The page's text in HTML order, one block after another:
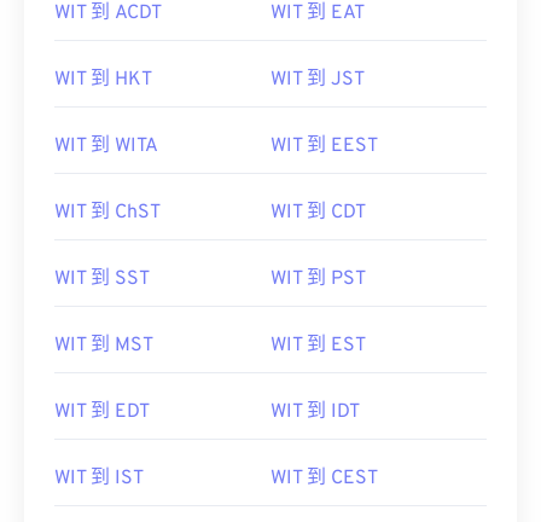
WIT 到 ACDT WIT 到 EAT
WIT 到 HKT WIT 到 JST
WIT 到 WITA WIT 到 EEST
WIT 到 ChST WIT 到 CDT
WIT 到 SST WIT 到 PST
WIT 到 MST WIT 到 EST
WIT 到 EDT WIT 到 IDT
WIT 到 IST WIT 到 CEST